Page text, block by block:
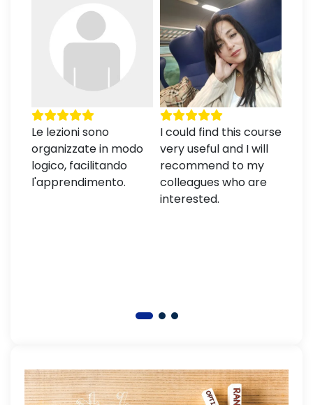
Le lezioni sono
organizzate in modo
logico, facilitando
l'apprendimento.
I could find this course
very useful and I will
recommend to my
colleagues who are
interested.